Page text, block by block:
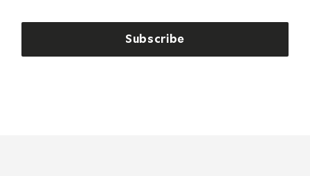
Subscribe